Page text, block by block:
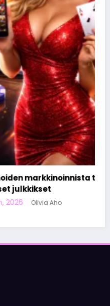
tunnetut
Aho